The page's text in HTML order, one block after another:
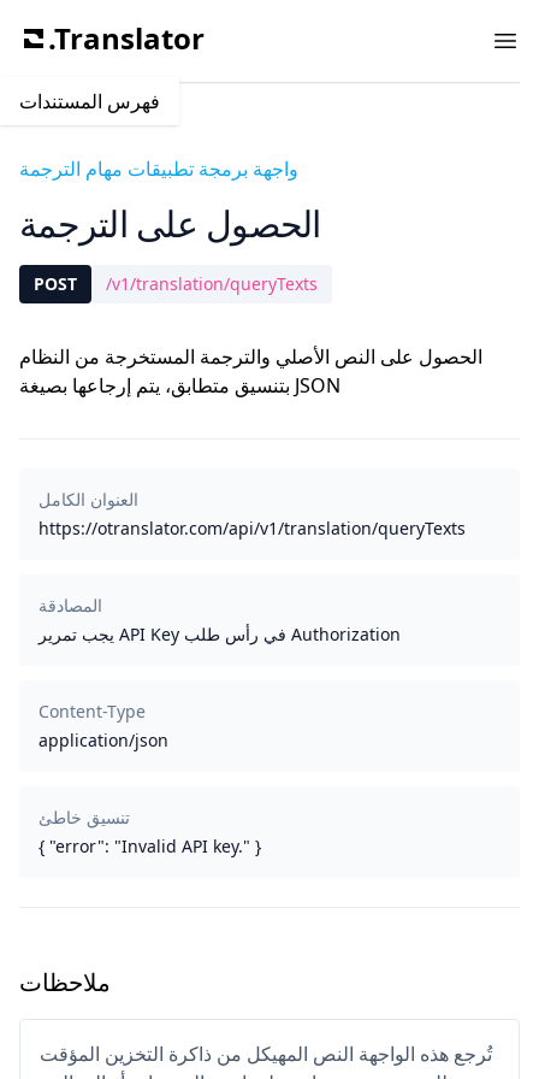
.Translator
فهرس المستندات
واجهة برمجة تطبيقات مهام الترجمة
الحصول على الترجمة
POST /v1/translation/queryTexts
الحصول على النص الأصلي والترجمة المستخرجة من النظام
بتنسيق متطابق، يتم إرجاعها بصيغة JSON
العنوان الكامل
https://otranslator.com/api/v1/translation/queryTexts
المصادقة
يجب تمرير API Key في رأس طلب Authorization
Content-Type
application/json
تنسيق خاطئ
{ "error": "Invalid API key." }
ملاحظات
تُرجع هذه الواجهة النص المهيكل من ذاكرة التخزين المؤقت